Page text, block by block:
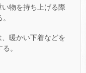
物を持ち上げる際
暖かい下着などを
。